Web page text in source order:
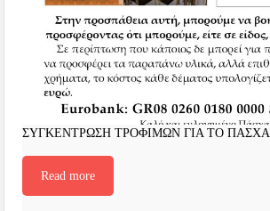
ΣΥΓΚΕΝΤΡΩΣΗ ΤΡΟΦΙΜΩΝ ΓΙΑ ΤΟ ΠΑΣΧΑ
Read more